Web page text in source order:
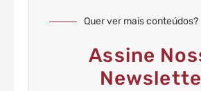
Quer ver mais conteúdos?
Assine